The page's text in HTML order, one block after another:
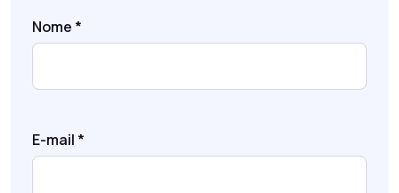
Nome *
E-mail *